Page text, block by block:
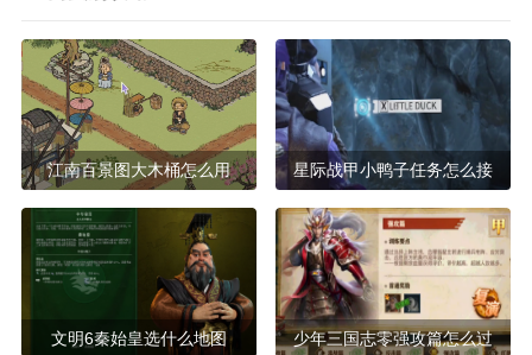
江南百景图大木桶怎么用 星际战甲小鸭子任务怎么接
文明6秦始皇选什么地图 少年三国志零强攻篇怎么过